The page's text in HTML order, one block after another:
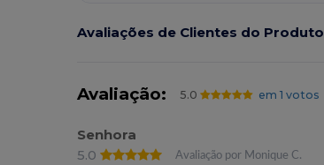
Avaliações de Clientes do Produto
Avaliação: 5.0 em 1 votos
Senhora
5.0
Avaliação por Monique C.